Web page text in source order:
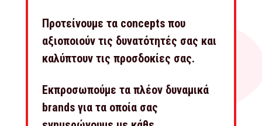
Προτείνουμε τα concepts που
αξιοποιούν τις δυνατότητές σας και
καλύπτουν τις προσδοκίες σας.
Εκπροσωπούμε τα πλέον δυναμικά
brands για τα οποία σας